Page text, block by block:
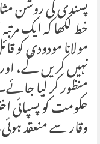
پسندی کی روشن
خط لکھا کہ ایک
مولانا مودودی کو
نہیں کریں گے،
منظور کر لیا
حکومت کو پسپائی
وقار سے منعقد